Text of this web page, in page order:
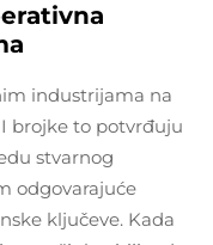
industrijama na
brojke to potvrđuju
stvarnog
odgovarajuće
ključeve. Kada